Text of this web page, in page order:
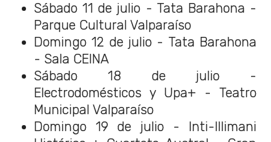
Sábado 11 de julio - Tata Barahona -
Parque Cultural Valparaíso
Domingo 12 de julio - Tata Barahona
- Sala CEINA
Sábado 18 de julio -
Electrodomésticos y Upa+ - Teatro
Municipal Valparaíso
Domingo 19 de julio - Inti-Illimani